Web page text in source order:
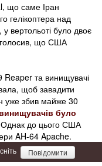
що саме Іран
гелікоптера над
вертольоті було двоє
що США
Reaper та винищувачі
щоб завадити
уже збив майже 30
винищувачів було
Однак до цього США
AH-64 Apache.
Повідомити